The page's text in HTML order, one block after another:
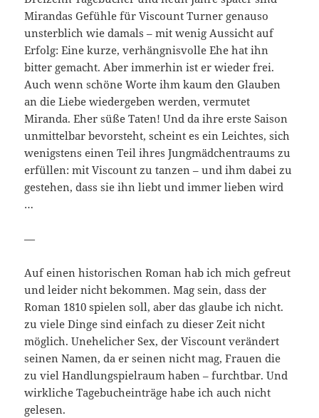
Mirandas Gefühle für Viscount Turner genauso
unsterblich wie damals – mit wenig Aussicht auf
Erfolg: Eine kurze, verhängnisvolle Ehe hat ihn
bitter gemacht. Aber immerhin ist er wieder frei.
Auch wenn schöne Worte ihm kaum den Glauben
an die Liebe wiedergeben werden, vermutet
Miranda. Eher süße Taten! Und da ihre erste Saison
unmittelbar bevorsteht, scheint es ein Leichtes, sich
wenigstens einen Teil ihres Jungmädchentraums zu
erfüllen: mit Viscount zu tanzen – und ihm dabei zu
gestehen, dass sie ihn liebt und immer lieben wird
…
—
Auf einen historischen Roman hab ich mich gefreut
und leider nicht bekommen. Mag sein, dass der
Roman 1810 spielen soll, aber das glaube ich nicht.
zu viele Dinge sind einfach zu dieser Zeit nicht
möglich. Unehelicher Sex, der Viscount verändert
seinen Namen, da er seinen nicht mag, Frauen die
zu viel Handlungspielraum haben – furchtbar. Und
wirkliche Tagebucheinträge habe ich auch nicht
gelesen.